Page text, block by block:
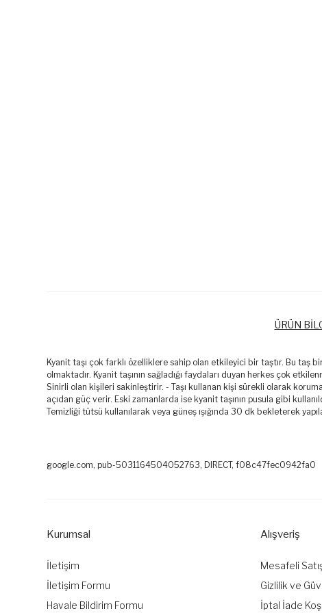
ÜRÜN
Kyanit taşı çok farklı özelliklere sahip olan etkileyici bir taştır. Bu taş
olmaktadır. Kyanit taşının sağladığı faydaları duyan herkes çok
Sinirli olan kişileri sakinleştirir. - Taşı kullanan kişi sürekli olarak
açıdan güç verir. Eski zamanlarda ise kyanit taşının pusula gibi
Temizliği tütsü kullanılarak veya güneş ışığında 30 dk bekleterek
Bu ürüne benzer farklı alternatifler olmalı.
google.com, pub-5031164504052763, DIRECT, f08c47fec0942fa0
Kurumsal
İletişim
İletişim Formu
Havale Bildirim Formu
Alışveriş
Mesafeli
Gizlilik ve
İptal İade